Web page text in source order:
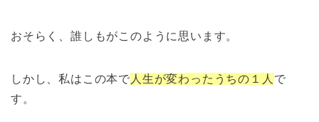
おそらく、誰しもがこのように思います。
しかし、私はこの本で 人生が変わったうちの１人 で
す。